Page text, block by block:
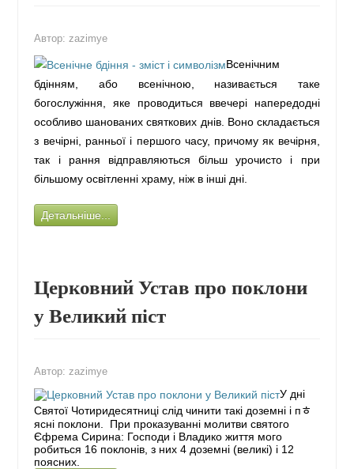
Автор: zazimye
Всенічним
бдінням, або всенічною, називається таке
богослужіння, яке проводиться ввечері напередодні
особливо шанованих святкових днів. Воно складається
з вечірні, ранньої і першого часу, причому як вечірня,
так і рання відправляються більш урочисто і при
більшому освітленні храму, ніж в інші дні.
Детальніше...
Церковний Устав про поклони
у Великий піст
Автор: zazimye
У дні
Святої Чотиридесятниці слід чинити такі доземні і пﾾ
ясні поклони. При проказуванні молитви святого
Єфрема Сирина: Господи і Владико життя мого
робиться 16 поклонів, з них 4 доземні (великі) і 12
поясних.